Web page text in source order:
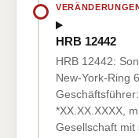
VERÄNDERUNGEN
HRB 12442
HRB 12442:
New-York-Ring
*XX.XX.XXXX,
Gesellschaft